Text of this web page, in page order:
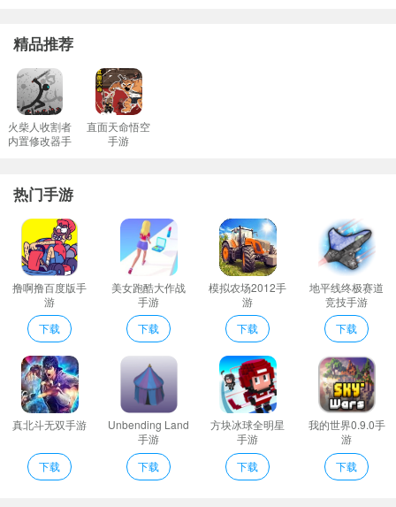
每位参赛者之间的竞争是基于个人能力而非外部因素。此外，官方
会定期更新题库，并且根据玩家反馈调整难度曲线，以保证游戏体
验的新鲜感和挑战性。 ### 竞技模式与玩法详解 这款游戏提供了多
种多样的竞技模式供玩家选择： - **经典对战**：两名玩家一对一P
K，看谁先答对更多题目。 - **团队竞赛**：组队对抗其他队伍，考
正确答案，适合喜欢快节奏游戏的朋友。 - **成语接龙**：不仅要求
知道成语的意思，还需要能够灵活运用，增加了游戏趣味性。 每种
模式都有其独特的魅力，同时也考验着玩家不同方面的能力。比
如，在团队竞赛中， 沟通交流变得尤为重要；而在限时挑战里，则
更看重玩家的速度与准确性。 ### 高手战术解析 对于想要提升自己
水平的玩家来说，掌握一些高级技巧是非常必要的。这里有几个建
议： -提前准备
：平时多积累成语故事及相关背景知识，扩大自己
的词汇量。 -
快速反应：训练自己的手速和眼力，能够在短时间内
准确识别出正确的选项。 -心理素质
：保持冷静的心态面对比赛中
的压力，尤其是在关键时刻不要慌张。 -
精品推荐
火柴人收割者
内置修改器手
直面天命悟空
手游
热门手游
撸啊撸百度版手
游
下载
美女跑酷大作战
手游
下载
模拟农场2012手
游
下载
地平线终极赛道
竞技手游
下载
真北斗无双手游
下载
Unbending Land
手游
下载
方块冰球全明星
手游
下载
我的世界0.9.0手
游
下载